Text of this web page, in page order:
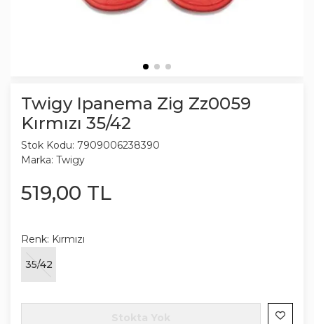
Twigy Ipanema Zig Zz0059
Kırmızı 35/42
Stok Kodu: 7909006238390
Marka: Twigy
519,00 TL
Renk: Kırmızı
35/42